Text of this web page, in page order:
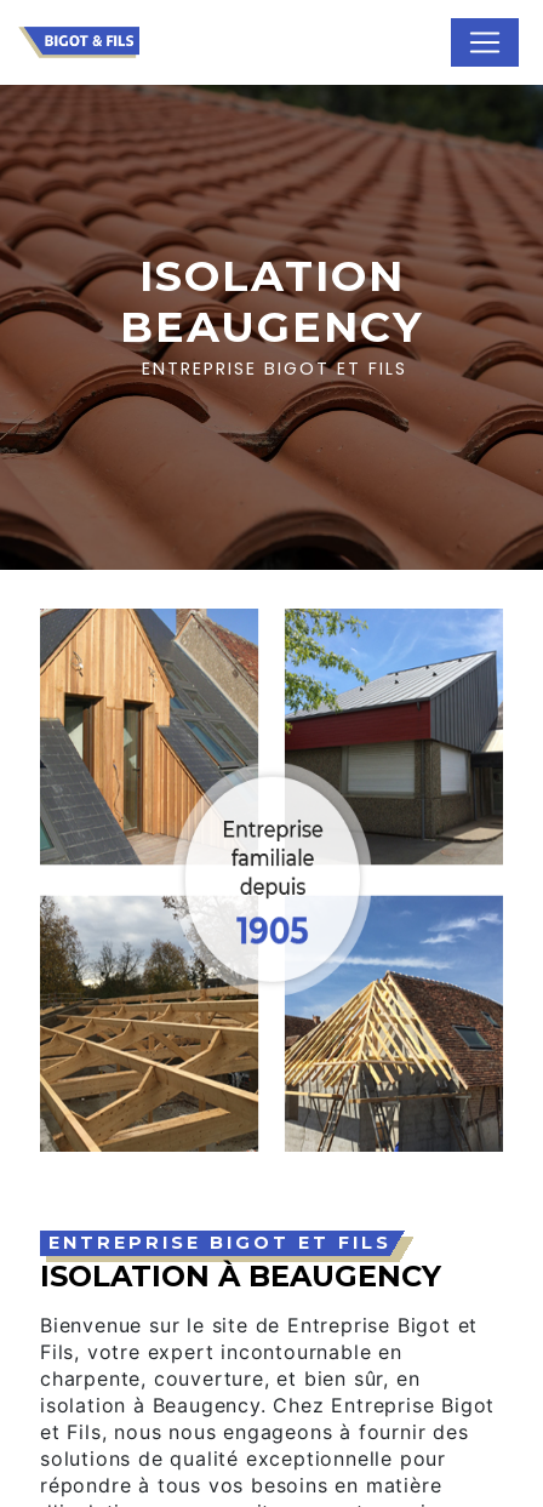
ISOLATION
BEAUGENCY
ENTREPRISE BIGOT ET FILS
ENTREPRISE BIGOT ET FILS
ISOLATION À BEAUGENCY
Bienvenue sur le site de Entreprise Bigot et
Fils, votre expert incontournable en
charpente, couverture, et bien sûr, en
isolation à Beaugency. Chez Entreprise Bigot
et Fils, nous nous engageons à fournir des
solutions de qualité exceptionnelle pour
répondre à tous vos besoins en matière